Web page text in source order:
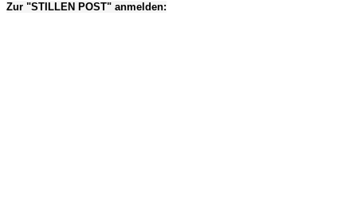
Zur "STILLEN POST" anmelden: